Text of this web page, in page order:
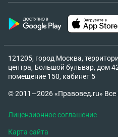
121205, город Москва,
центра, Большой бульвар, дом
помещение 150, кабинет 5
© 2011—2026 «Правовед.ru»
Лицензионное соглашение
Карта сайта